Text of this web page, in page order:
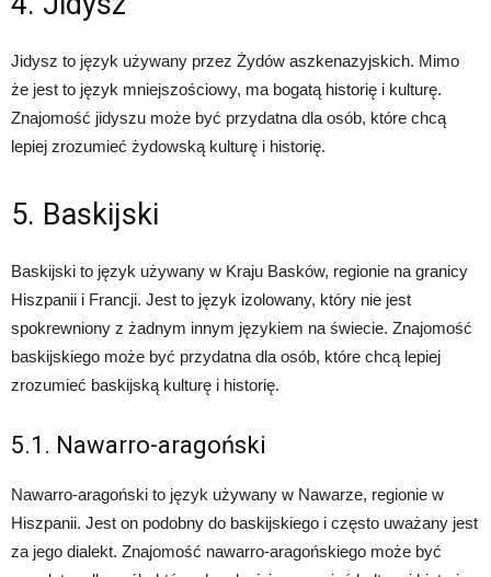
Jidysz to język używany przez Żydów aszkenazyjskich. Mimo
że jest to język mniejszościowy, ma bogatą historię i kulturę.
Znajomość jidyszu może być przydatna dla osób, które chcą
lepiej zrozumieć żydowską kulturę i historię.
5. Baskijski
Baskijski to język używany w Kraju Basków, regionie na granicy
Hiszpanii i Francji. Jest to język izolowany, który nie jest
spokrewniony z żadnym innym językiem na świecie. Znajomość
baskijskiego może być przydatna dla osób, które chcą lepiej
zrozumieć baskijską kulturę i historię.
5.1. Nawarro-aragoński
Nawarro-aragoński to język używany w Nawarze, regionie w
Hiszpanii. Jest on podobny do baskijskiego i często uważany jest
za jego dialekt. Znajomość nawarro-aragońskiego może być